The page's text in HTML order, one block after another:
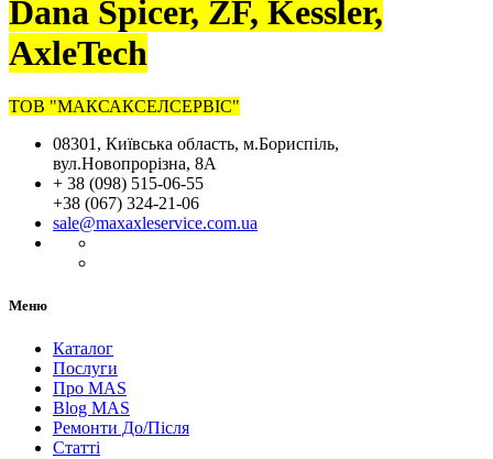
Dana Spicer, ZF, Kessler,
AxleTech
ТОВ "МАКСАКСЕЛСЕРВІС"
08301, Київська область, м.Бориспіль,
вул.Новопрорізна, 8А
+ 38 (098) 515-06-55
+38 (067) 324-21-06
sale@maxaxleservice.com.ua
Меню
Каталог
Послуги
Про MAS
Blog MAS
Ремонти До/Після
Статті